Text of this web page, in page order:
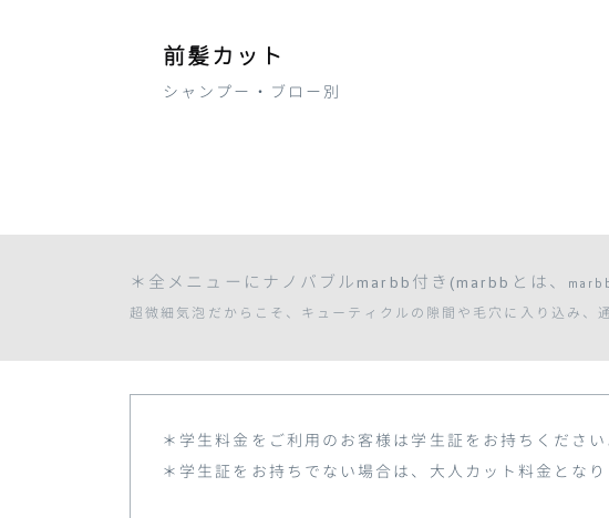
前髪カット
シャンプー・ブロー別
＊全メニューにナノバブルmarbb付き(marbbとは、
超微細気泡だからこそ、キューティクルの隙間や毛穴に入り込み、
＊学生料金をご利用のお客様は学生証をお持ちください
＊学生証をお持ちでない場合は、大人カット料金となり